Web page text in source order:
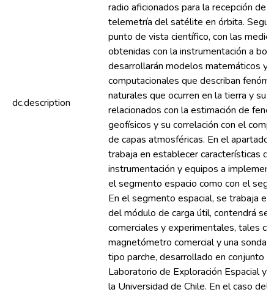
dc.description
radio aficionados para la recepción de
telemetría del satélite en órbita.
punto de vista científico, con las
obtenidas con la instrumentación a
desarrollarán modelos matemáticos y
computacionales que describan
naturales que ocurren en la tierra y su
relacionados con la estimación de
geofísicos y su correlación con el
de capas atmosféricas. En el apartado
trabaja en establecer características
instrumentación y equipos a
el segmento espacio como con el
En el segmento espacial, se trabaja
del módulo de carga útil, contendrá
comerciales y experimentales, tales
magnetómetro comercial y una sonda
tipo parche, desarrollado en conjunto
Laboratorio de Exploración Espacial y
la Universidad de Chile. En el caso del